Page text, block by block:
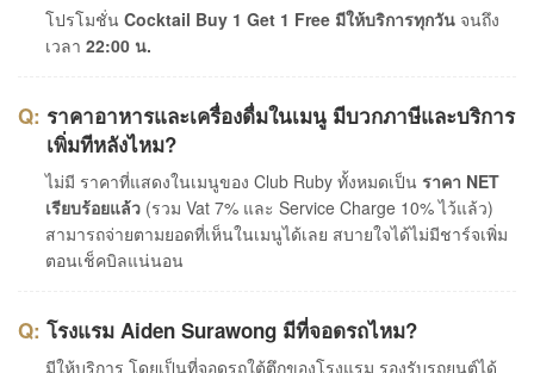
โปรโมชั่น Cocktail Buy 1 Get 1 Free มีให้บริการทุกวัน จนถึง
เวลา 22:00 น.
ราคาอาหารและเครื่องดื่มในเมนู มีบวกภาษีและบริการ
เพิ่มทีหลังไหม?
ไม่มี ราคาที่แสดงในเมนูของ Club Ruby ทั้งหมดเป็น ราคา NET
เรียบร้อยแล้ว (รวม Vat 7% และ Service Charge 10% ไว้แล้ว)
สามารถจ่ายตามยอดที่เห็นในเมนูได้เลย สบายใจได้ไม่มีชาร์จเพิ่ม
ตอนเช็คบิลแน่นอน
โรงแรม Aiden Surawong มีที่จอดรถไหม?
มีให้บริการ โดยเป็นที่จอดรถใต้ตึกของโรงแรม รองรับรถยนต์ได้